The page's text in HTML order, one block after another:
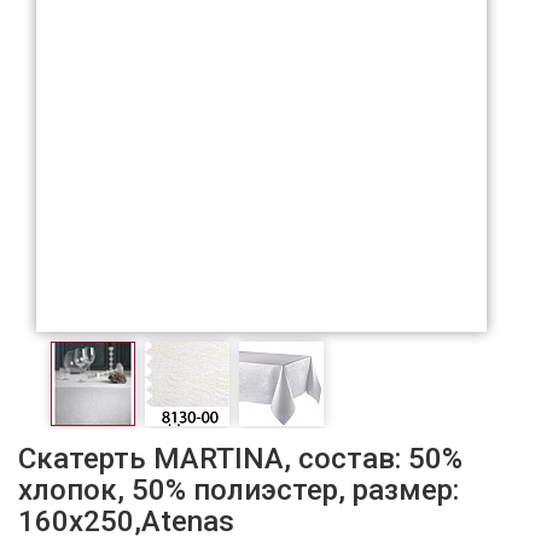
Скатерть MARTINA, состав: 50%
хлопок, 50% полиэстер, размер:
160х250,Atenas